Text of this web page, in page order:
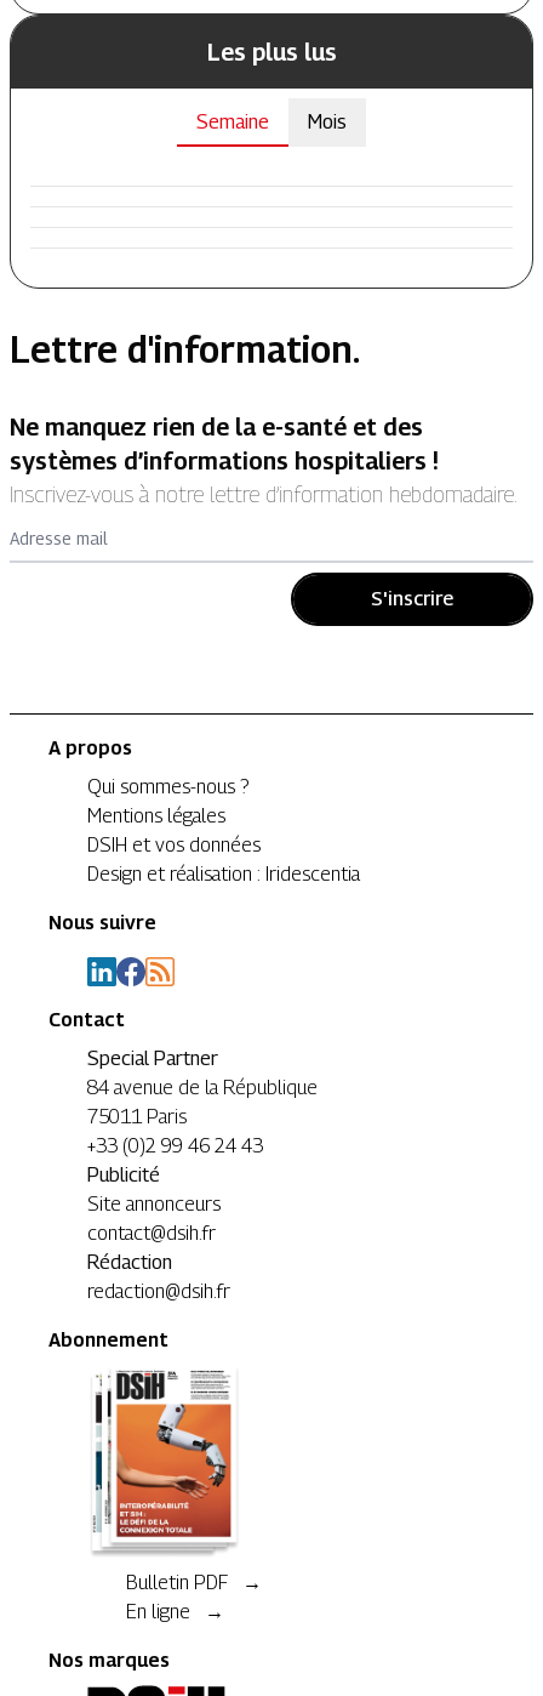
Les plus lus
Semaine Mois
Lettre d'information.
Ne manquez rien de la e-santé et des
systèmes d’informations hospitaliers !
Inscrivez-vous à notre lettre d’information hebdomadaire.
Adresse mail
S'inscrire
A propos
Qui sommes-nous ?
Mentions légales
DSIH et vos données
Design et réalisation : Iridescentia
Nous suivre
Contact
Special Partner
84 avenue de la République
75011 Paris
+33 (0)2 99 46 24 43
Publicité
Site annonceurs
contact@dsih.fr
Rédaction
redaction@dsih.fr
Abonnement
Bulletin PDF →
En ligne →
Nos marques